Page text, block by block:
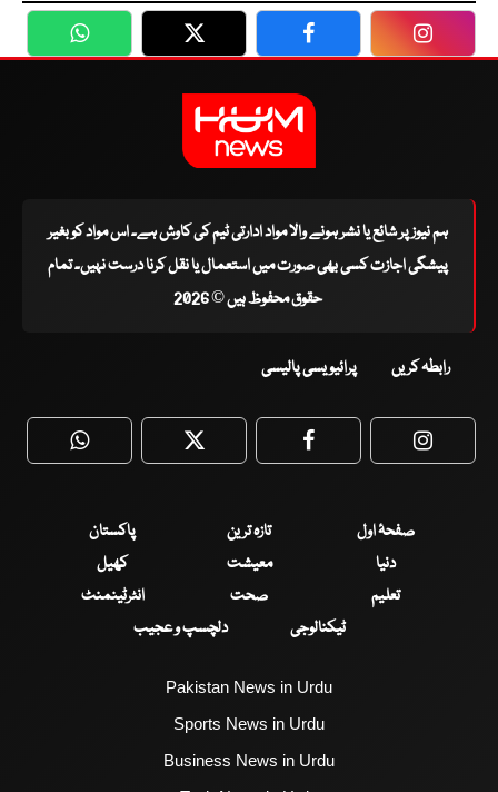
WhatsApp Twitter Facebook
ہم نیوز پر شائع یا نشر ہونے والا مواد ادارتی ٹیم کی کاوش ہے۔ اس مواد کو بغیر
پیشگی اجازت کسی بھی صورت میں استعمال یا نقل کرنا درست نہیں۔ تمام
حقوق محفوظ ہیں © 2026
رابطہ کریں پرائیویسی پالیسی
WhatsApp Twitter Facebook
صفحۂ اول تازہ ترین
پاکستان
دنیا
معیشت
کھیل
تعلیم
صحت
انٹرٹینمنٹ
ٹیکنالوجی
دلچسپ و عجیب
Pakistan News in Urdu
Sports News in Urdu
Business News in Urdu